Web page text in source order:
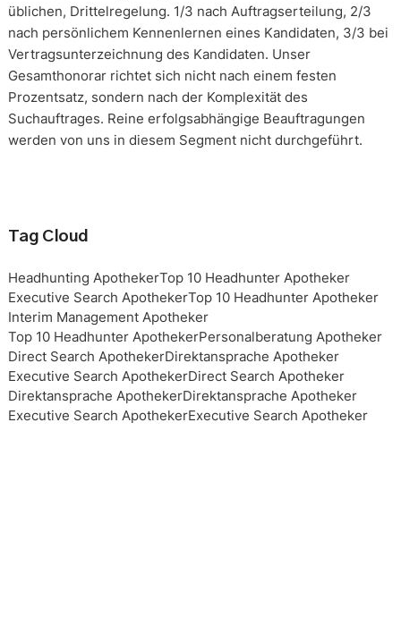
üblichen, Drittelregelung. 1/3 nach Auftragserteilung, 2/3
nach persönlichem Kennenlernen eines Kandidaten, 3/3 bei
Vertragsunterzeichnung des Kandidaten. Unser
Gesamthonorar richtet sich nicht nach einem festen
Prozentsatz, sondern nach der Komplexität des
Suchauftrages. Reine erfolgsabhängige Beauftragungen
werden von uns in diesem Segment nicht durchgeführt.
Tag Cloud
Headhunting ApothekerTop 10 Headhunter Apotheker
Executive Search ApothekerTop 10 Headhunter Apotheker
Interim Management Apotheker
Top 10 Headhunter ApothekerPersonalberatung Apotheker
Direct Search ApothekerDirektansprache Apotheker
Executive Search ApothekerDirect Search Apotheker
Direktansprache ApothekerDirektansprache Apotheker
Executive Search ApothekerExecutive Search Apotheker